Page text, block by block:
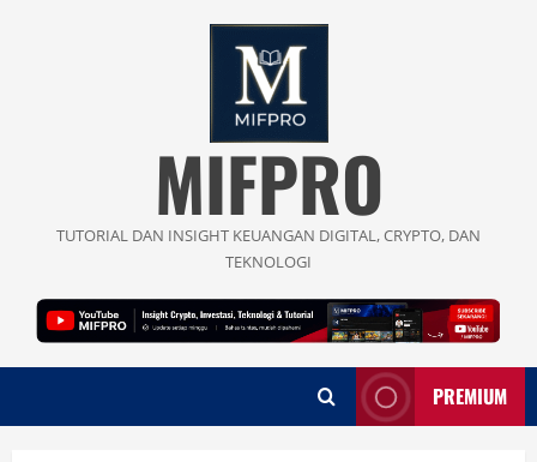
MIFPRO
TUTORIAL DAN INSIGHT KEUANGAN DIGITAL, CRYPTO, DAN
TEKNOLOGI
PREMIUM